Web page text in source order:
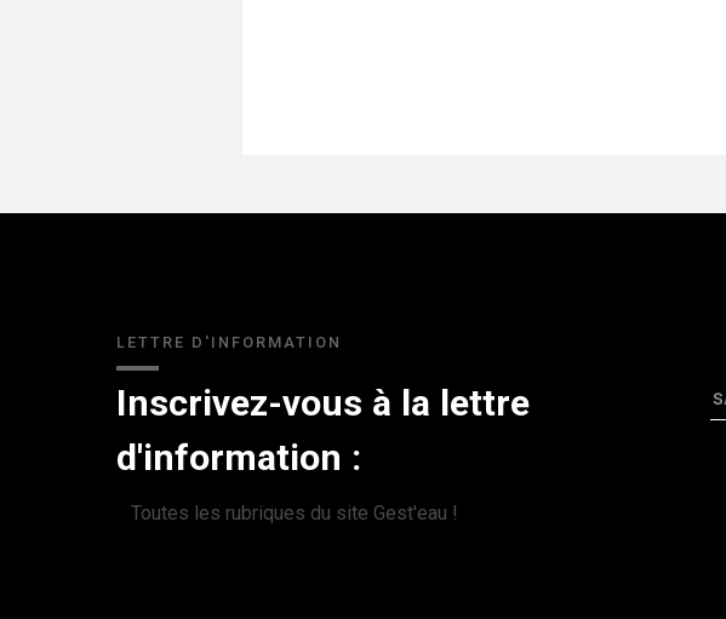
LETTRE D'INFORMATION
Inscrivez-vous à la lettre
d'information :
Toutes les rubriques du site Gest'eau !